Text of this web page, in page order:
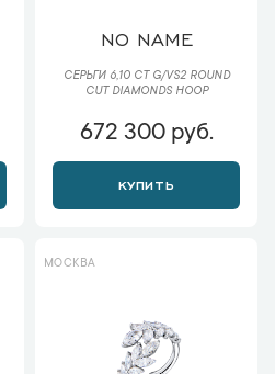
NO NAME
СЕРЬГИ 6,10 CT G/VS2 ROUND
CUT DIAMONDS HOOP
672 300 руб.
КУПИТЬ
МОСКВА